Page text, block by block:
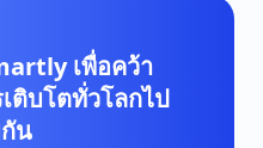
เพื่อคว้า
ติบโตทั่วโลกไป
น